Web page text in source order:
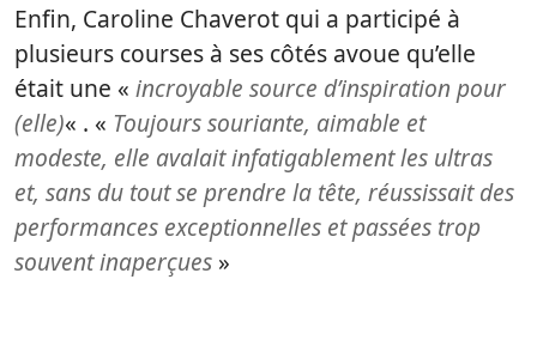
Enfin, Caroline Chaverot qui a participé à
plusieurs courses à ses côtés avoue qu’elle
était une « incroyable source d’inspiration pour
(elle)« . « Toujours souriante, aimable et
modeste, elle avalait infatigablement les ultras
et, sans du tout se prendre la tête, réussissait des
performances exceptionnelles et passées trop
souvent inaperçues »